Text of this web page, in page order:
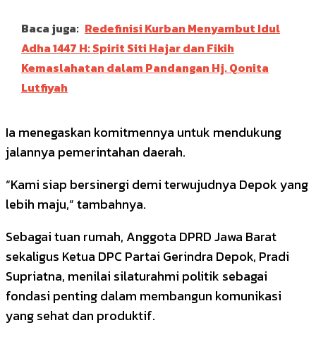
Baca juga: Redefinisi Kurban Menyambut Idul
Adha 1447 H: Spirit Siti Hajar dan Fikih
Kemaslahatan dalam Pandangan Hj. Qonita
Lutfiyah
Ia menegaskan komitmennya untuk mendukung
jalannya pemerintahan daerah.
“Kami siap bersinergi demi terwujudnya Depok yang
lebih maju,” tambahnya.
Sebagai tuan rumah, Anggota DPRD Jawa Barat
sekaligus Ketua DPC Partai Gerindra Depok, Pradi
Supriatna, menilai silaturahmi politik sebagai
fondasi penting dalam membangun komunikasi
yang sehat dan produktif.